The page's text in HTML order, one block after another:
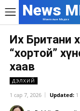
News
Монголын Мэдээ
Их Британи
“хортой”
хаав
ДЭЛХИЙ
1 сар 7, 2026 Updated: